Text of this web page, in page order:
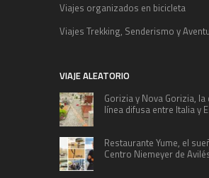
Viajes organizados en bicicleta
Viajes Trekking, Senderismo y
VIAJE ALEATORIO
Gorizia y Nova Gorizia, la
línea difusa entre Italia y
Restaurante Yume, el
Centro Niemeyer de